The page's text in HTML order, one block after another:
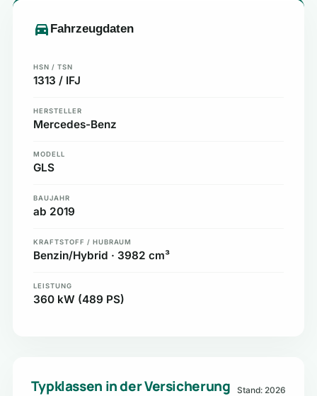
Fahrzeugdaten
HSN / TSN
1313 / IFJ
HERSTELLER
Mercedes-Benz
MODELL
GLS
BAUJAHR
ab 2019
KRAFTSTOFF / HUBRAUM
Benzin/Hybrid · 3982 cm³
LEISTUNG
360 kW (489 PS)
Typklassen in der Versicherung Stand: 2026